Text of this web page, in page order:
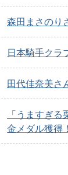
森田まさのり
日本騎手クラ
田代佳奈美さ
「うますぎる
金メダル獲得！